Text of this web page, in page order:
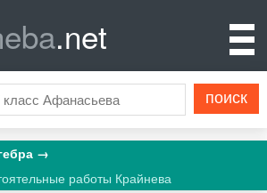
.net
работы Крайнева